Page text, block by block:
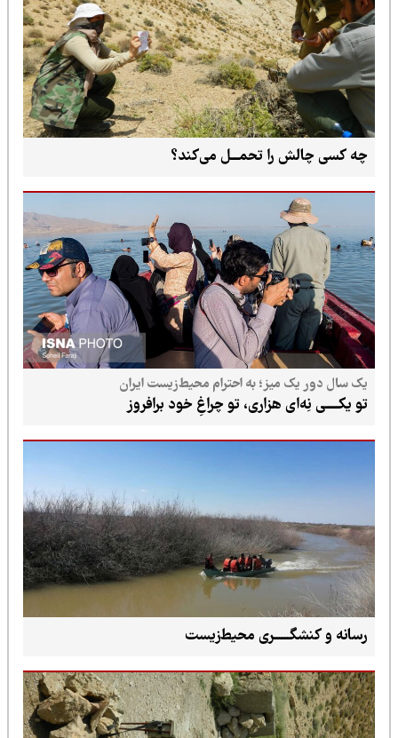
چه کسی چالش را تحمـــل می‌کند؟
یک سال دور یک میز؛ به احترام محیط‌زیست ایران
تو یکـــــی نِه‌ای هزاری، تو چراغِ خود برافروز
رسانه و کنشگــــــری محیط‌زیست